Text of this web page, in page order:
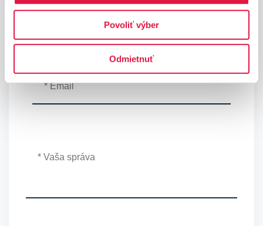
Povoliť výber
Odmietnuť